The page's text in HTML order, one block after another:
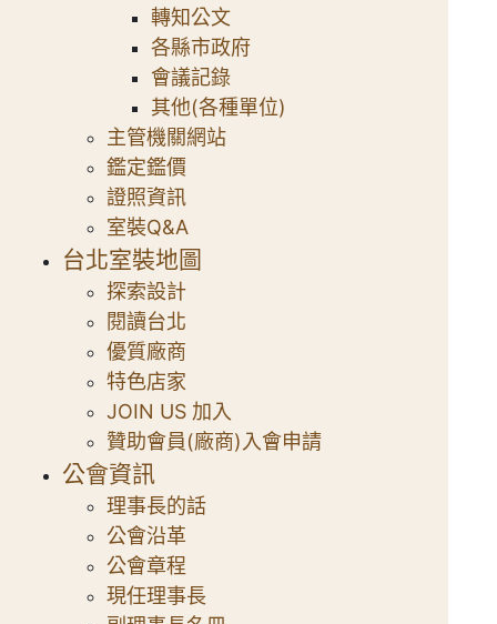
轉知公文
各縣市政府
會議記錄
其他(各種單位)
主管機關網站
鑑定鑑價
證照資訊
室裝Q&A
台北室裝地圖
探索設計
閱讀台北
優質廠商
特色店家
JOIN US 加入
贊助會員(廠商)入會申請
公會資訊
理事長的話
公會沿革
公會章程
現任理事長